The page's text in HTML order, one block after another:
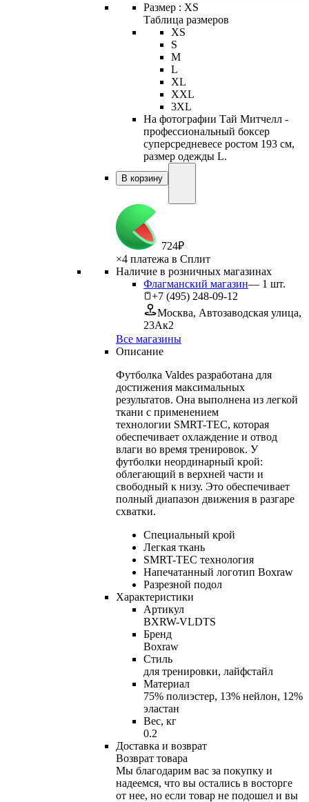
Размер : XS
Таблица размеров
XS
S
M
L
XL
XXL
3XL
На фотографии Тай Митчелл -
профессиональный боксер
суперсредневесе ростом 193 см,
размер одежды L.
В корзину
724₽
×4 платежа в Сплит
Наличие в розничных магазинах
Флагманский магазин— 1 шт.
+7 (495) 248-09-12
Москва, Автозаводская улица,
23Ак2
Все магазины
Описание
Футболка Valdes разработана для
достижения максимальных
результатов. Она выполнена из легкой
ткани с применением
технологии SMRT-TEC, которая
обеспечивает охлаждение и отвод
влаги во время тренировок. У
футболки неординарный крой:
облегающий в верхней части и
свободный к низу. Это обеспечивает
полный диапазон движения в разгаре
схватки.
Специальный крой
Легкая ткань
SMRT-TEC технология
Напечатанный логотип Boxraw
Разрезной подол
Характеристики
Артикул
BXRW-VLDTS
Бренд
Boxraw
Стиль
для тренировки, лайфстайл
Материал
75% полиэстер, 13% нейлон, 12%
эластан
Вес, кг
0.2
Доставка и возврат
Возврат товара
Мы благодарим вас за покупку и
надеемся, что вы остались в восторге
от нее, но если товар не подошел и вы